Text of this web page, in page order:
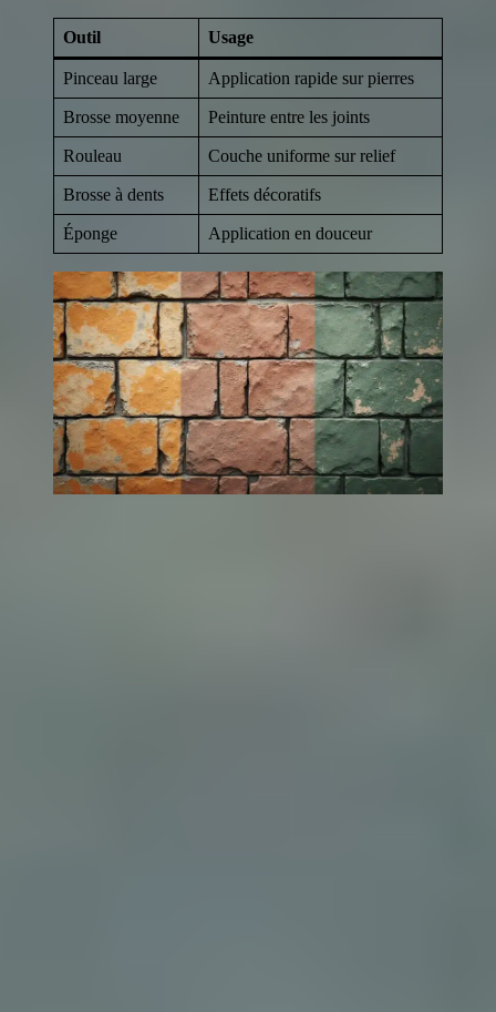
Outil Usage
Pinceau large Application rapide sur pierres
Brosse moyenne Peinture entre les joints
Rouleau Couche uniforme sur relief
Brosse à dents Effets décoratifs
Éponge Application en douceur